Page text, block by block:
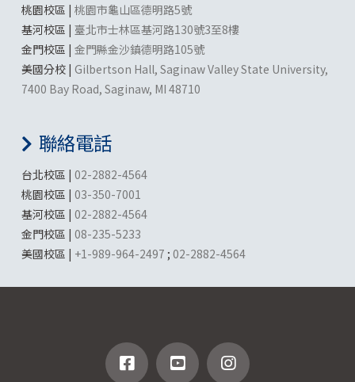
桃園校區 | 桃園市龜山區德明路5號
基河校區 | 臺北市士林區基河路130號3至8樓
金門校區 | 金門縣金沙鎮德明路105號
美國分校 | Gilbertson Hall, Saginaw Valley State University,
7400 Bay Road, Saginaw, MI 48710
聯絡電話
台北校區 | 02-2882-4564
桃園校區 | 03-350-7001
基河校區 | 02-2882-4564
金門校區 | 08-235-5233
美國校區 | +1-989-964-2497 ; 02-2882-4564